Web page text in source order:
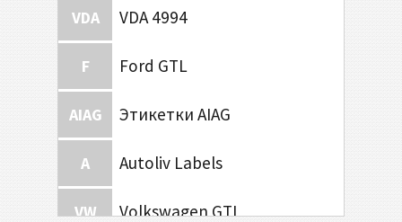
VDA VDA 4994
F Ford GTL
AIAG Этикетки AIAG
A Autoliv Labels
VW Volkswagen GTL